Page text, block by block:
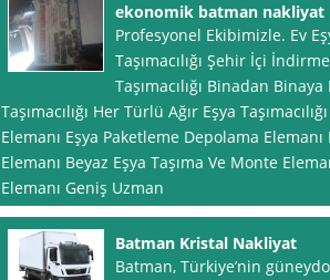
ekonomik batman nakliyat
Profesyonel Ekibimizle. Ev
Taşımacılığı Şehir İçi
Taşımacılığı Binadan Binaya
Taşımacılığı Her Türlü Ağır Eşya
Elemanı Eşya Paketleme Depolama
Elemanı Beyaz Eşya Taşıma Ve Monte
Elemanı Geniş Uzman
Batman Kristal Nakliyat
Batman, Türkiye’nin